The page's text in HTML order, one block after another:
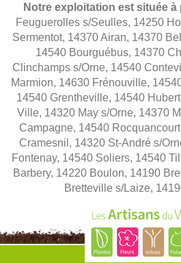
Notre exploitation est située à
Feuguerolles s/Seulles, 14250
Sermentot, 14370 Airan, 14370
14540 Bourguébus, 14370
Clinchamps s/Orne, 14540
Marmion, 14630 Frénouville,
14540 Grentheville, 14540
Ville, 14320 May s/Orne, 14370
Campagne, 14540
Cramesnil, 14320 St-André s/
Fontenay, 14540 Soliers, 14540
Barbery, 14220 Boulon, 14190
Bretteville s/Laize,